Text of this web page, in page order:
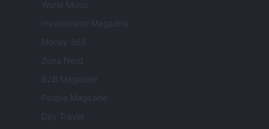
World Music
Investimenti Magazine
Money 365
Zona Nerd
B2B Magazine
People Magazine
Day Travel